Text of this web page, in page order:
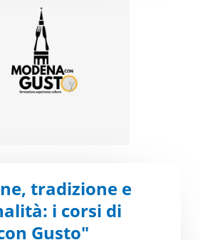
tradizione e
i corsi di
Gusto"